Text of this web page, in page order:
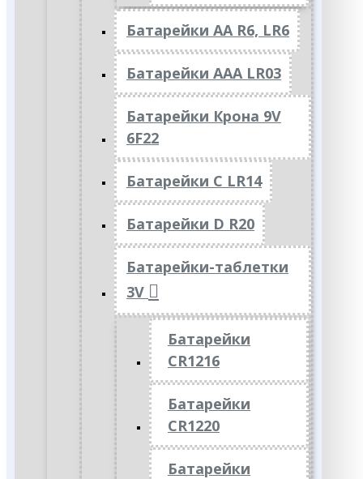
Батарейки АА R6, LR6
Батарейки АAА LR03
Батарейки Крона 9V
6F22
Батарейки C LR14
Батарейки D R20
Батарейки-таблетки
3V
Батарейки
CR1216
Батарейки
CR1220
Батарейки